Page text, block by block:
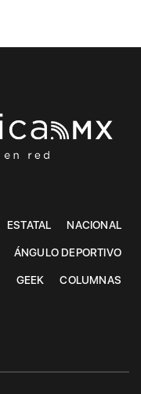
ESTATAL NACIONAL
ÁNGULO DEPORTIVO
GEEK COLUMNAS